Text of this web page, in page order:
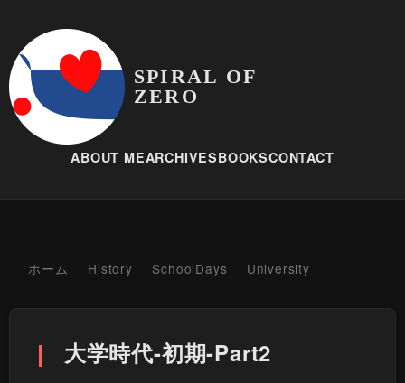
SPIRAL OF
ZERO
ABOUT MEARCHIVESBOOKSCONTACT
ホーム History SchoolDays University
大学時代-初期-Part2